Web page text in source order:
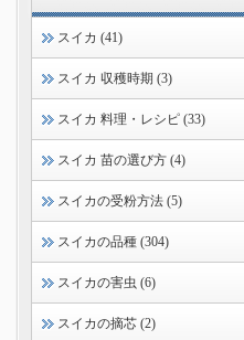
スイカ (41)
スイカ 収穫時期 (3)
スイカ 料理・レシピ (33)
スイカ 苗の選び方 (4)
スイカの受粉方法 (5)
スイカの品種 (304)
スイカの害虫 (6)
スイカの摘芯 (2)